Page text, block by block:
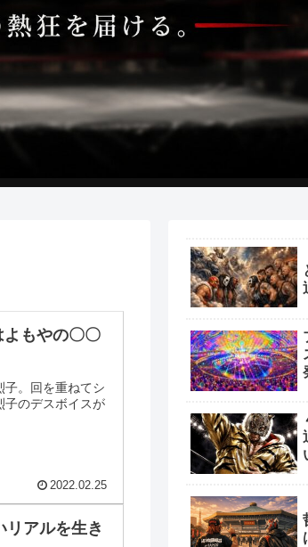
もやの〇〇
子。回を重ねてシ
子のデスボイスが
2022.02.25
リアルを生き